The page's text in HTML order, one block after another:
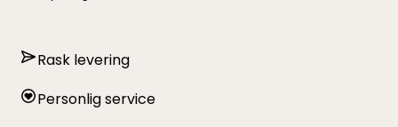
Rask levering
Personlig service